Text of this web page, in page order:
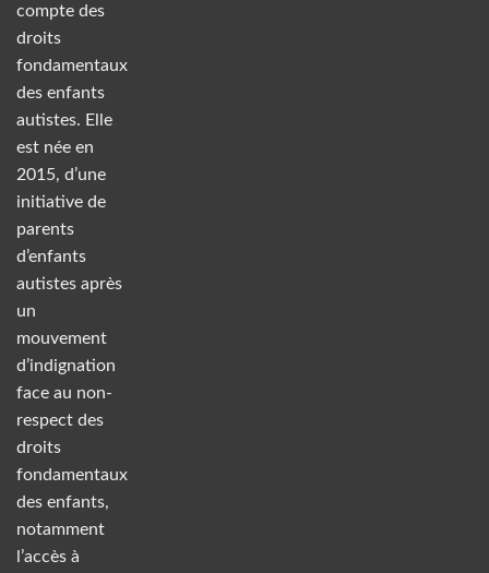
compte des
droits
fondamentaux
des enfants
autistes. Elle
est née en
2015, d’une
initiative de
parents
d’enfants
autistes après
un
mouvement
d’indignation
face au non-
respect des
droits
fondamentaux
des enfants,
notamment
l’accès à